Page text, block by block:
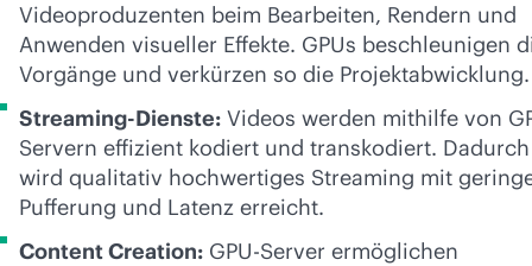
Videoproduzenten beim Bearbeiten, Rendern und
Anwenden visueller Effekte. GPUs beschleunigen
Vorgänge und verkürzen so die Projektabwicklung.
Streaming-Dienste: Videos werden mithilfe von
Servern effizient kodiert und transkodiert. Dadurch
wird qualitativ hochwertiges Streaming mit
Pufferung und Latenz erreicht.
Content Creation: GPU-Server ermöglichen